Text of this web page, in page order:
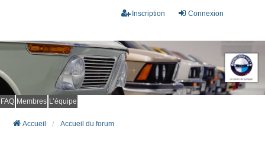
Connexion
Inscription
FAQ Membres L’équipe
Accueil Accueil du forum